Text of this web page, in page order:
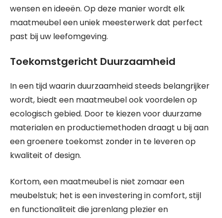
wensen en ideeën. Op deze manier wordt elk
maatmeubel een uniek meesterwerk dat perfect
past bij uw leefomgeving.
Toekomstgericht Duurzaamheid
In een tijd waarin duurzaamheid steeds belangrijker
wordt, biedt een maatmeubel ook voordelen op
ecologisch gebied. Door te kiezen voor duurzame
materialen en productiemethoden draagt u bij aan
een groenere toekomst zonder in te leveren op
kwaliteit of design.
Kortom, een maatmeubel is niet zomaar een
meubelstuk; het is een investering in comfort, stijl
en functionaliteit die jarenlang plezier en